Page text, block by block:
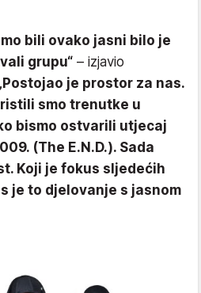
bili ovako jasni bilo je
grupu“ – izjavio
je prostor za nas.
smo trenutke u
bismo ostvarili utjecaj
(The E.N.D.). Sada
Koji je fokus sljedećih
je to djelovanje s jasnom